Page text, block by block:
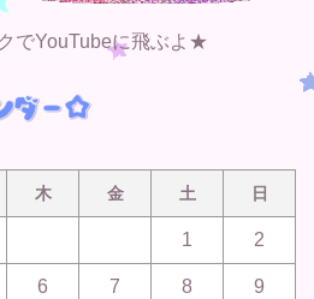
でYouTubeに飛ぶよ★
木 金 土 日
1 2
6 7 8 9